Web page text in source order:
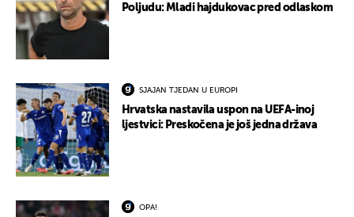
Poljudu: Mladi hajdukovac pred odlaskom
SJAJAN TJEDAN U EUROPI
Hrvatska nastavila uspon na UEFA-inoj
ljestvici: Preskočena je još jedna država
OPA!